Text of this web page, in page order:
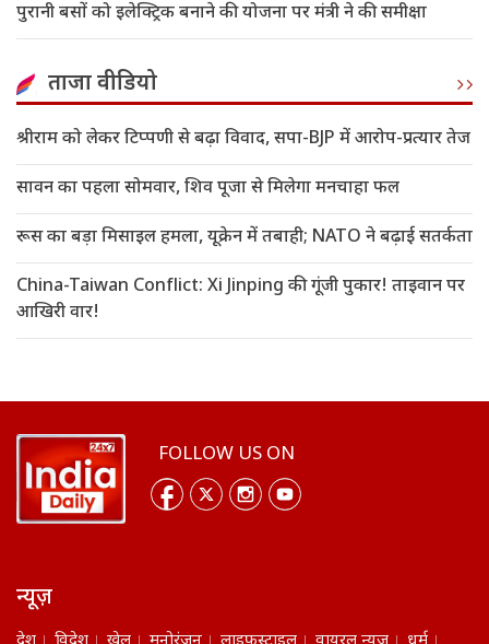
पुरानी बसों को इलेक्ट्रिक बनाने की योजना पर मंत्री ने की समीक्षा
ताजा वीडियो
श्रीराम को लेकर टिप्पणी से बढ़ा विवाद, सपा-BJP में आरोप-प्रत्यार तेज
सावन का पहला सोमवार, शिव पूजा से मिलेगा मनचाहा फल
रूस का बड़ा मिसाइल हमला, यूक्रेन में तबाही; NATO ने बढ़ाई सतर्कता
China-Taiwan Conflict: Xi Jinping की गूंजी पुकार! ताइवान पर
आखिरी वार!
FOLLOW US ON
न्यूज़